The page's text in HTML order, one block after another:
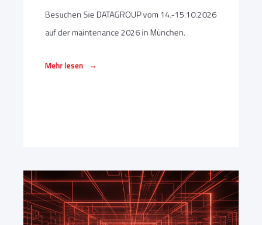
Besuchen Sie DATAGROUP vom 14.-15.10.2026
auf der maintenance 2026 in München.
Mehr lesen →